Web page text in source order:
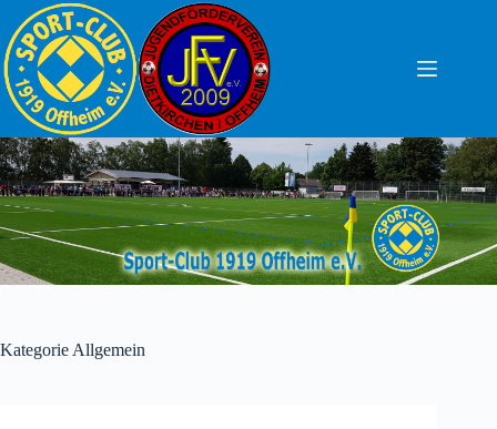
Inhalt
springen
Kategorie Allgemein